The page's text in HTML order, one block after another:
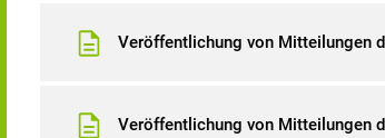
Veröffentlichung von Mitteilungen
Veröffentlichung von Mitteilungen